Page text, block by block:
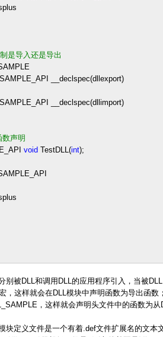
是导入还是导出
__declspec(dllexport)
__declspec(dllimport)
数声明
void TestDLL(int);
别被DLL和调用DLL的应用程序引入，当被
，这样就会在DLL模块中声明函数为导出函
，这样就会声明头文件中的函数为
块定义文件是一个有着.def文件扩展名的文本